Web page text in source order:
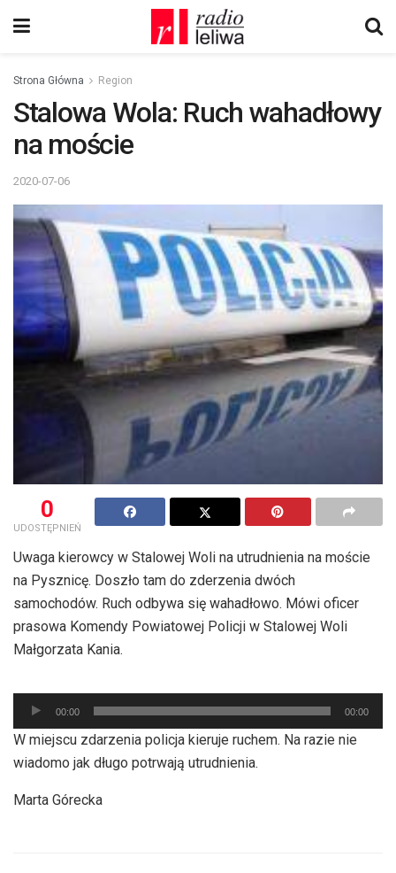
Strona Główna Region
Stalowa Wola: Ruch wahadłowy
na moście
2020-07-06
0
UDOSTĘPNIEŃ
Uwaga kierowcy w Stalowej Woli na utrudnienia na moście
na Pysznicę. Doszło tam do zderzenia dwóch
samochodów. Ruch odbywa się wahadłowo. Mówi oficer
prasowa Komendy Powiatowej Policji w Stalowej Woli
Małgorzata Kania.
Odtwarzacz
plików
dźwiękowych
00:00 00:00
W miejscu zdarzenia policja kieruje ruchem. Na razie nie
wiadomo jak długo potrwają utrudnienia.
Marta Górecka